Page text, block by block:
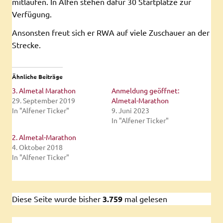
Verfügung.
Ansonsten freut sich er RWA auf viele Zuschauer an der
Strecke.
Ähnliche Beiträge
3. Almetal Marathon
29. September 2019
In "Alfener Ticker"
Anmeldung geöffnet:
Almetal-Marathon
9. Juni 2023
In "Alfener Ticker"
2. Almetal-Marathon
4. Oktober 2018
In "Alfener Ticker"
Diese Seite wurde bisher 3.759 mal gelesen